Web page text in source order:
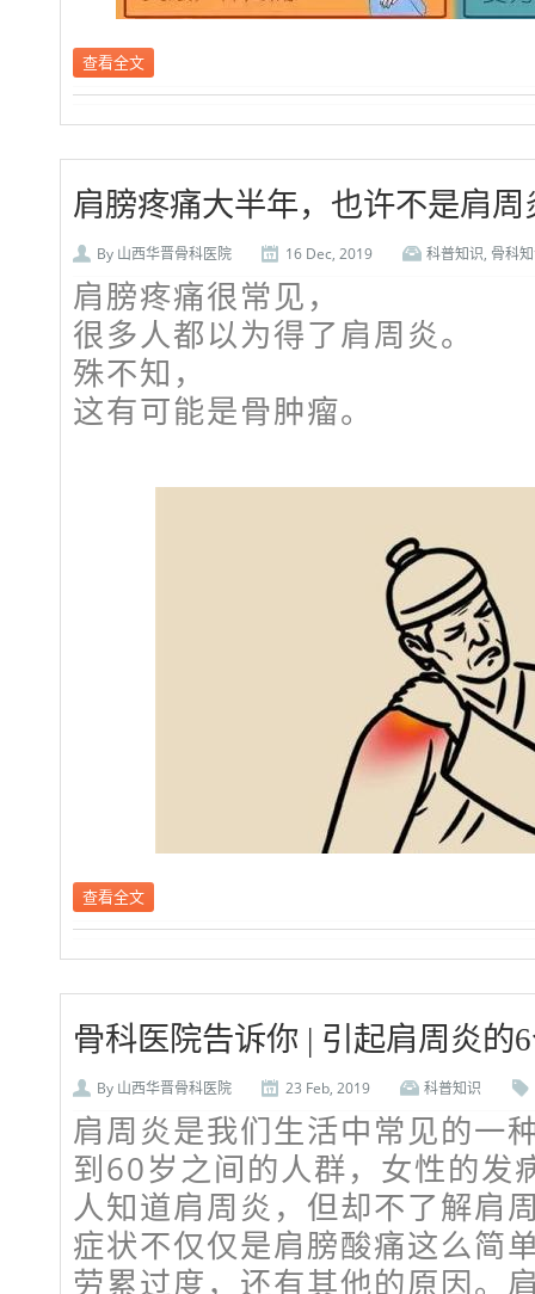
查看全文
肩膀疼痛大半年，也许不是肩周
By 山西华晋骨科医院 16 Dec, 2019 科普知识, 骨科
肩膀疼痛很常见，
很多人都以为得了肩周炎。
殊不知，
这有可能是骨肿瘤。
查看全文
骨科医院告诉你 | 引起肩周炎的
By 山西华晋骨科医院 23 Feb, 2019 科普知识
肩周炎是我们生活中常见的一
到60岁之间的人群，女性的发
人知道肩周炎，但却不了解肩
症状不仅仅是肩膀酸痛这么简
劳累过度，还有其他的原因。